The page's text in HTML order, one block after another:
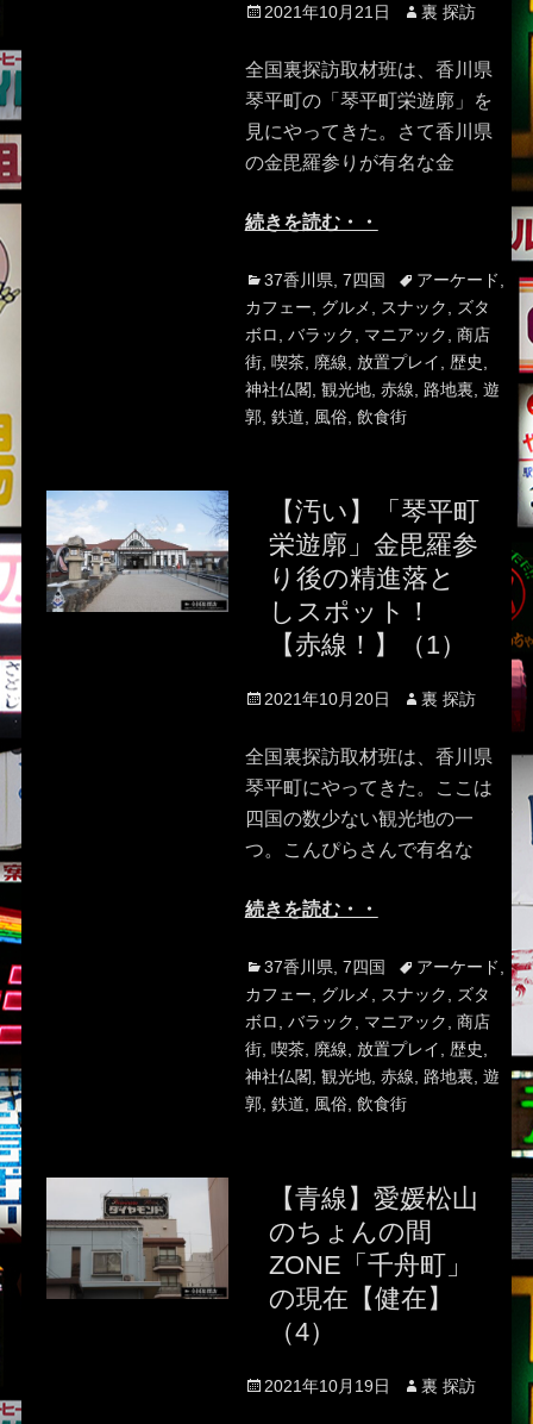
Posted
2021年10月21日 Author
裏 探訪
全国裏探訪取材班は、香川県
琴平町の「琴平町栄遊廓」を
見にやってきた。さて香川県
の金毘羅参りが有名な金
続きを読む・・
Categories
37香川県 7四国 Tagsアーケード
カフェー
グルメ スナック
ズタ
ボロ
バラック マニアック
商店
街, 喫茶, 廃線 放置プレイ 歴史
神社仏閣 観光地, 赤線 路地裏 遊
郭, 鉄道 風俗, 飲食街
【汚い】「琴平町
栄遊廓」金毘羅参
り後の精進落と
しスポット！
【赤線！】（1）
Posted
2021年10月20日 Author
裏 探訪
全国裏探訪取材班は、香川県
琴平町にやってきた。ここは
四国の数少ない観光地の一
つ。こんぴらさんで有名な
続きを読む・・
Categories
37香川県 7四国 Tagsアーケード
カフェー
グルメ スナック
ズタ
ボロ
バラック マニアック
商店
街, 喫茶, 廃線 放置プレイ 歴史
神社仏閣 観光地, 赤線 路地裏 遊
郭, 鉄道 風俗, 飲食街
【青線】愛媛松山
のちょんの間
ZONE「千舟町」
の現在【健在】
（4）
Posted
2021年10月19日 Author
裏 探訪